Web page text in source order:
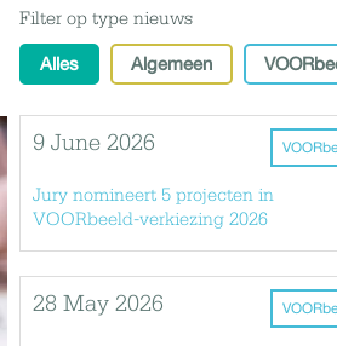
Filter op type nieuws
Alles Algemeen
9 June 2026
Jury nomineert 5 projecten in
VOORbeeld-verkiezing 2026
28 May 2026